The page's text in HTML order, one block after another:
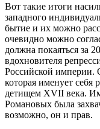
Вот такие итоги
западного
бытие и их можно
очевидно можно
должна покаяться за
вдохновителя
Российской империи.
которая именует себя
детищем XVII века.
Романовых была
возможно, он и прав.